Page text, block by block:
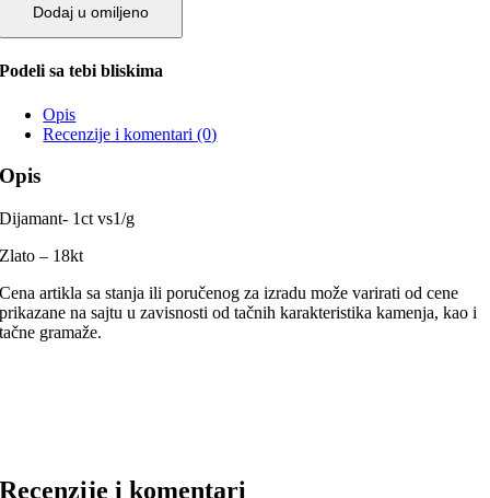
Dodaj u omiljeno
Podeli sa tebi bliskima
Opis
Recenzije i komentari (0)
Opis
Dijamant- 1ct vs1/g
Zlato – 18kt
Cena artikla sa stanja ili poručenog za izradu može varirati od cene
prikazane na sajtu u zavisnosti od tačnih karakteristika kamenja, kao i
tačne gramaže.
Recenzije i komentari